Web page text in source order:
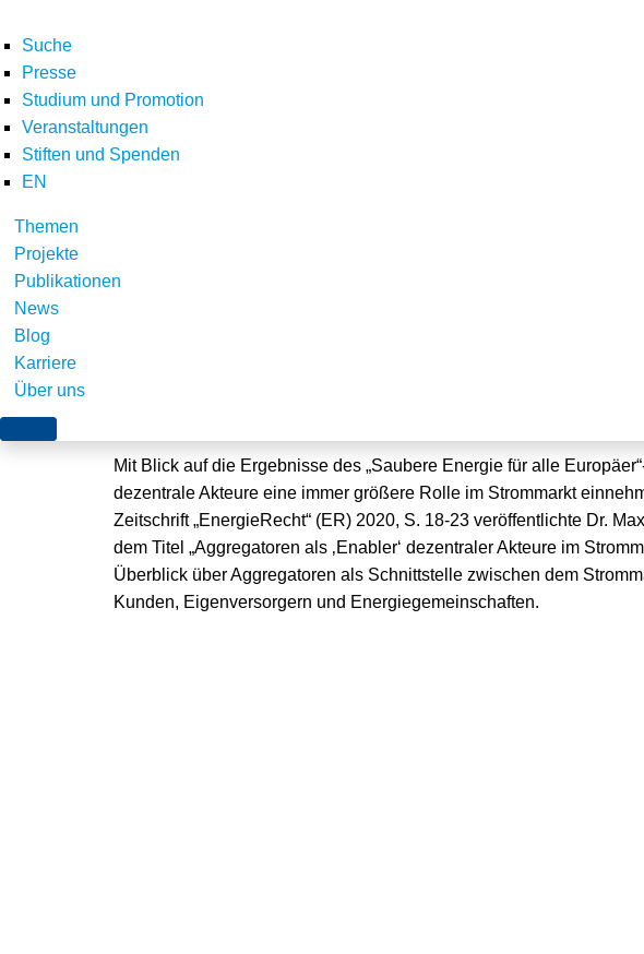
Suche
Presse
Studium und Promotion
Veranstaltungen
Stiften und Spenden
EN
Themen
Projekte
Publikationen
News
Blog
Karriere
Über uns
dezentraler Akteure erschienen
Mit Blick auf die Ergebnisse des „Saubere Energie für alle
dezentrale Akteure eine immer größere Rolle im Strommarkt
Zeitschrift „EnergieRecht“ (ER) 2020, S. 18-23 veröffentlichte Dr.
dem Titel „Aggregatoren als ‚Enabler‘ dezentraler Akteure im
Überblick über Aggregatoren als Schnittstelle zwischen dem
Kunden, Eigenversorgern und Energiegemeinschaften.